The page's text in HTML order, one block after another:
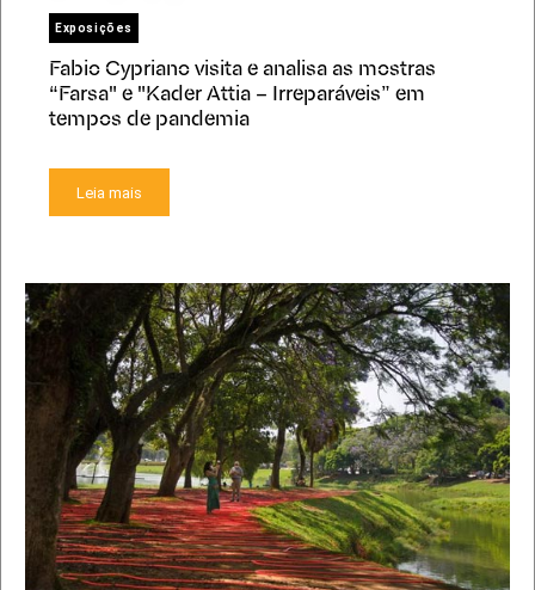
Exposições
Fabio Cypriano visita e analisa as mostras
“Farsa" e "Kader Attia – Irreparáveis” em
tempos de pandemia
Leia mais